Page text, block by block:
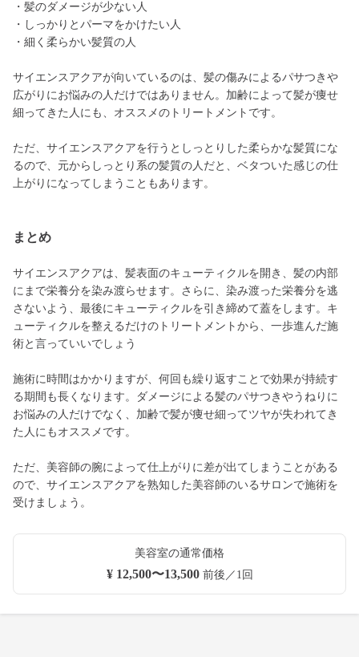
・髪のダメージが少ない人
・しっかりとパーマをかけたい人
・細く柔らかい髪質の人
サイエンスアクアが向いているのは、髪の傷みによるパサつきや
広がりにお悩みの人だけではありません。加齢によって髪が痩せ
細ってきた人にも、オススメのトリートメントです。
ただ、サイエンスアクアを行うとしっとりした柔らかな髪質にな
るので、元からしっとり系の髪質の人だと、ベタついた感じの仕
上がりになってしまうこともあります。
まとめ
サイエンスアクアは、髪表面のキューティクルを開き、髪の内部
にまで栄養分を染み渡らせます。さらに、染み渡った栄養分を逃
さないよう、最後にキューティクルを引き締めて蓋をします。キ
ューティクルを整えるだけのトリートメントから、一歩進んだ施
術と言っていいでしょう
施術に時間はかかりますが、何回も繰り返すことで効果が持続す
る期間も長くなります。ダメージによる髪のパサつきやうねりに
お悩みの人だけでなく、加齢で髪が痩せ細ってツヤが失われてき
た人にもオススメです。
ただ、美容師の腕によって仕上がりに差が出てしまうことがある
ので、サイエンスアクアを熟知した美容師のいるサロンで施術を
受けましょう。
美容室の通常価格
¥ 12,500〜13,500前後／1回